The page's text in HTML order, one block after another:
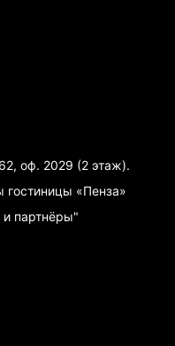
оф. 2029 (2 этаж).
«Пенза»
партнёры"